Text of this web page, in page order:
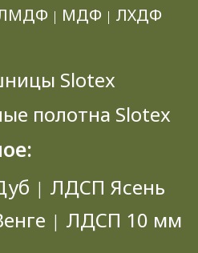
| МДФ | ЛХДФ
Slotex
полотна Slotex
| ЛДСП Ясень
| ЛДСП 10 мм